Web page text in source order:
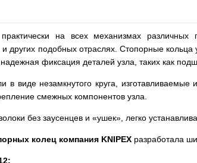
на всех механизмах
других подобных отраслях. Стопорные
фиксация деталей узла, таких как
виде незамкнутого круга,
смежных компонентов узла.
без заусенцев и «ушек», легко
колец компания KNIPEX разработала